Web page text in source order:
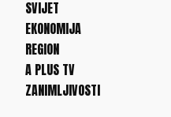
SVIJET
EKONOMIJA
REGION
A PLUS TV
ZANIMLJIVOSTI